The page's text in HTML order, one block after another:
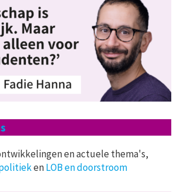
en actuele thema's,
enLOB en doorstroom